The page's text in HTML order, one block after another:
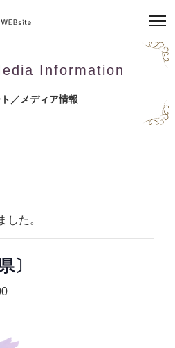
Information
／メディア情報
した。
〕